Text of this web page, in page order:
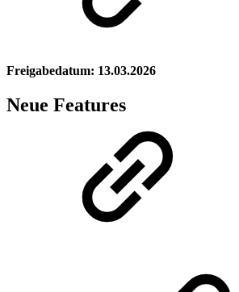
Freigabedatum: 13.03.2026
Neue Features